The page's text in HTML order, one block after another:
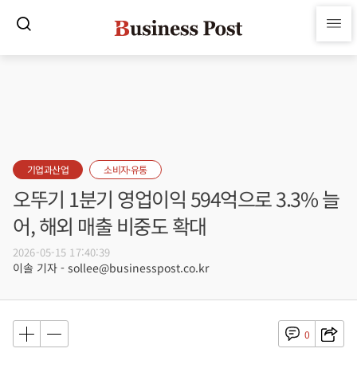
기업과산업 소비자·유통
오뚜기 1분기 영업이익 594억으로 3.3% 늘
어, 해외 매출 비중도 확대
2026-05-15 17:40:39
이솔 기자 - sollee@businesspost.co.kr
0